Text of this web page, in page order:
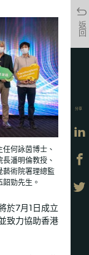
返回
何詠茵博士、
潘明倫教授、
藝術院署理總監
勁先生。
於7月1日成立
致力協助香港
分享